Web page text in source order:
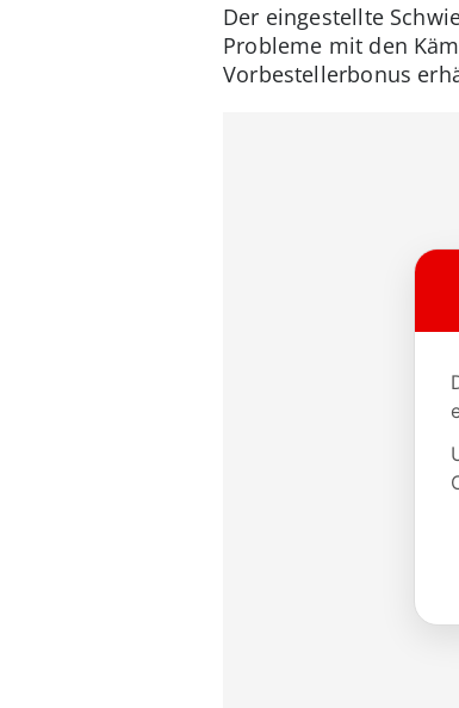
Der eingestellte
Probleme mit den
Vorbestellerbonus